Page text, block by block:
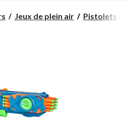
Jeux de plein air Pistolets